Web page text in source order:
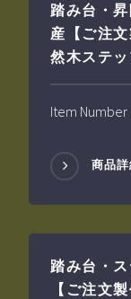
踏み台・
産【ご注
然木ステ
Item Number
商品詳
踏み台・
【ご注文